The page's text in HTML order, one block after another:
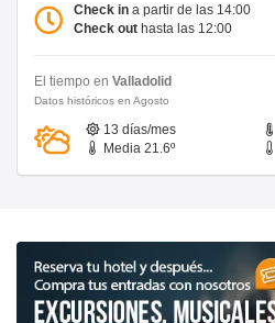
Check in a partir de las 14:00
Check out hasta las 12:00
El tiempo en Valladolid
Datos históricos en Agosto
13 días/mes
Media 21.6º